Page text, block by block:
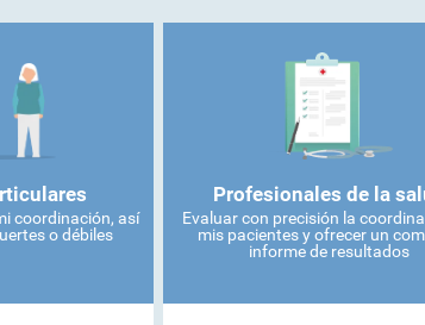
coordinación, así
o débiles
Profesionales de la
Evaluar con precisión la
mis pacientes y ofrecer un
informe de resultados